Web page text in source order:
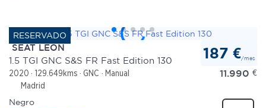
SEAT LEON
1.5 TGI GNC S&S FR Fast Edition 130
2020 129.649kms GNC
Manual
Madrid
187 €/mes
11.990 €
Negro